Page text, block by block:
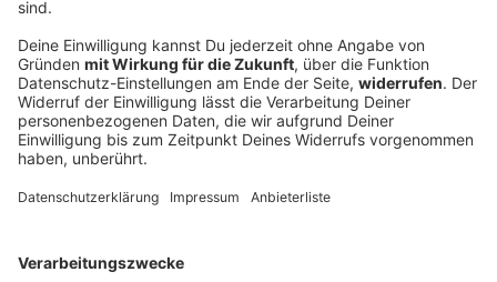
«Brauchen Geduld»
Trotz starker Fan-Unterstützung verpasst 1860
München einen Sieg im ersten Heimspiel. Die Kulisse
beeindruckt. Trainer und Spieler finden mildernde